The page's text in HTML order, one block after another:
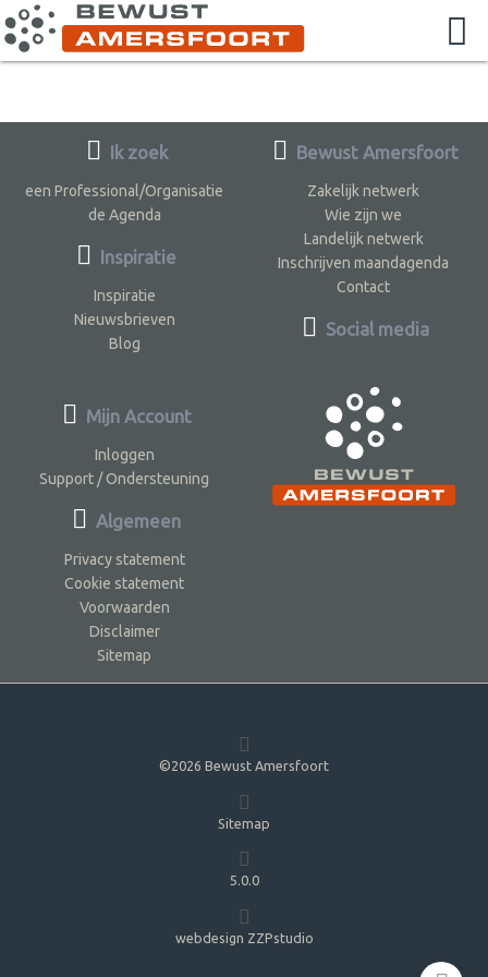
Ik zoek
een Professional/Organisatie
de Agenda
Inspiratie
Inspiratie
Nieuwsbrieven
Blog
Bewust Amersfoort
Zakelijk netwerk
Wie zijn we
Landelijk netwerk
Inschrijven maandagenda
Contact
Social media
Mijn Account
Inloggen
Support / Ondersteuning
Algemeen
Privacy statement
Cookie statement
Voorwaarden
Disclaimer
Sitemap
©2026 Bewust Amersfoort
Sitemap
5.0.0
webdesign ZZPstudio